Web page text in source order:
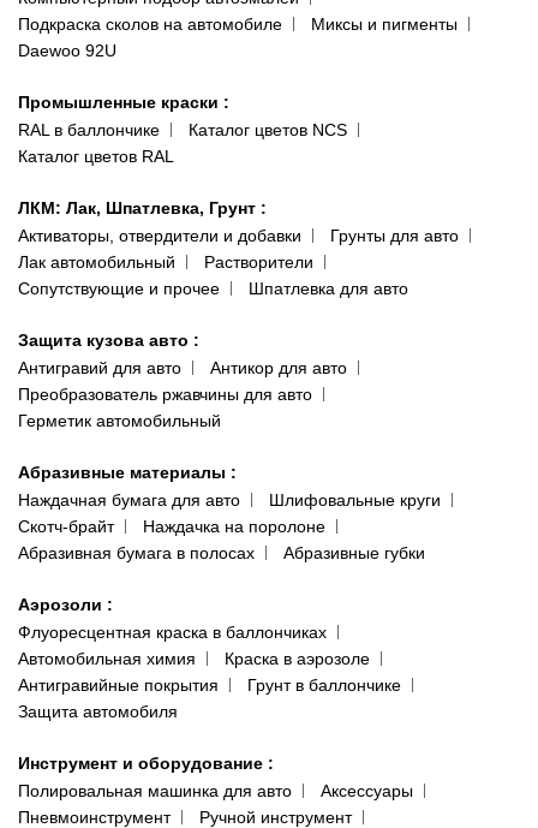
Одесса
пр-т Акад. Глушко, 29
066 554-97-70
Публичная оферта
Политика конфиденциальности
Подкраска сколов на автомобиле
Миксы и пигменты
Daewoo 92U
Промышленные краски :
RAL в баллончике
Каталог цветов NCS
Каталог цветов RAL
ЛКМ: Лак, Шпатлевка, Грунт :
Активаторы, отвердители и добавки
Грунты для авто
Лак автомобильный
Растворители
Сопутствующие и прочее
Шпатлевка для авто
Защита кузова авто :
Антигравий для авто
Антикор для авто
Преобразователь ржавчины для авто
Герметик автомобильный
Абразивные материалы :
Наждачная бумага для авто
Шлифовальные круги
Скотч-брайт
Наждачка на поролоне
Абразивная бумага в полосах
Абразивные губки
Аэрозоли :
Флуоресцентная краска в баллончиках
Автомобильная химия
Краска в аэрозоле
Антигравийные покрытия
Грунт в баллончике
Защита автомобиля
Инструмент и оборудование :
Полировальная машинка для авто
Аксессуары
Пневмоинструмент
Ручной инструмент